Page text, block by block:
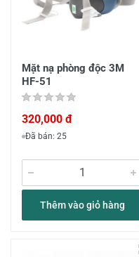
Mặt nạ phòng độc 3M
HF-51
320,000 đ
Đã bán: 25
Thêm vào giỏ hàng